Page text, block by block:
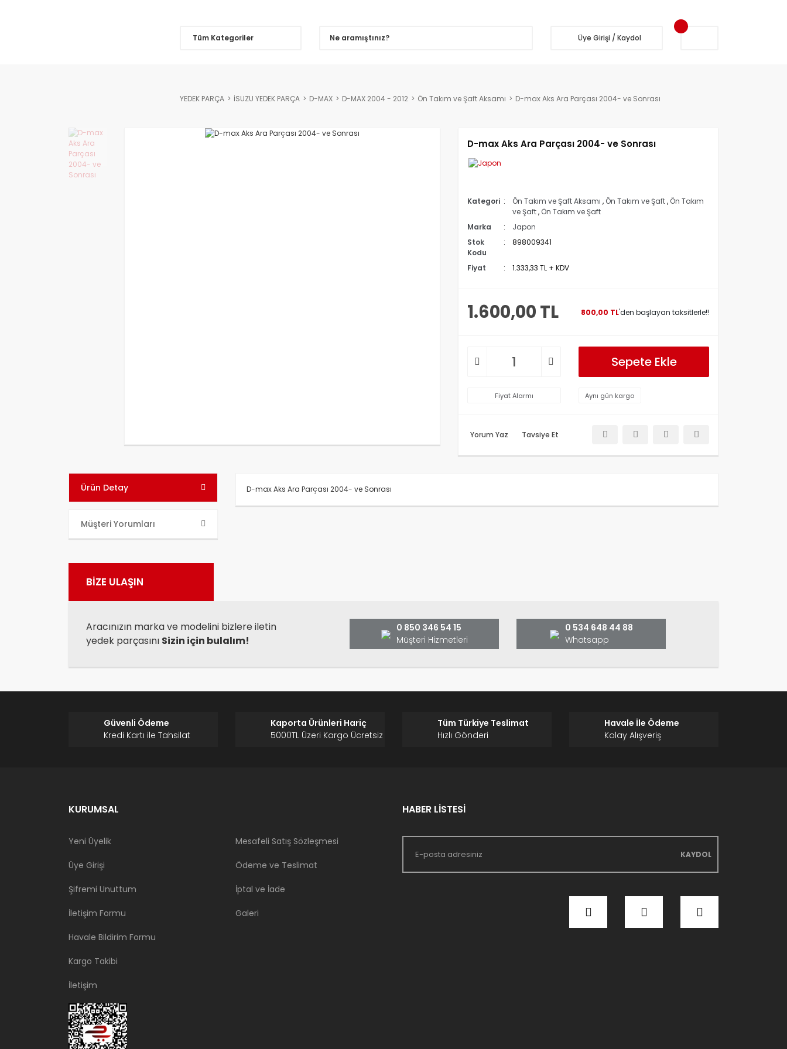
Tüm Kategoriler Üye Girişi / Kaydol
YEDEK PARÇA İSUZU YEDEK PARÇA D-MAX D-MAX 2004 - 2012 Ön Takım ve Şaft Aksamı D-max Aks Ara Parçası 2004- ve Sonrası
D-max Aks Ara Parçası 2004- ve Sonrası
Kategori Ön Takım ve Şaft Aksamı , Ön Takım ve Şaft, Ön Takım
ve Şaft, Ön Takım ve Şaft
Marka
Japon
Stok
Kodu
898009341
Fiyat 1.333,33 TL + KDV
1.600,00 TL 800,00 TL'den başlayan taksitlerle!!
Sepete Ekle
Fiyat Alarmı Aynı gün kargo
Yorum Yaz Tavsiye Et
Ürün Detay
Müşteri Yorumları
D-max Aks Ara Parçası 2004- ve Sonrası
Ürün fiyatı diğer sitelerden daha pahalı.
Bu ürüne benzer farklı alternatifler olmalı.
BİZE ULAŞIN
Aracınızın marka ve modelini bizlere iletin
yedek parçasını Sizin için bulalım!
0 850 346 54 15
Müşteri Hizmetleri
0 534 648 44 88
Whatsapp
Güvenli Ödeme
Kredi Kartı ile Tahsilat
Kaporta Ürünleri Hariç
5000TL Üzeri Kargo Ücretsiz
Tüm Türkiye Teslimat
Hızlı Gönderi
Havale İle Ödeme
Kolay Alışveriş
KURUMSAL
Yeni Üyelik
Üye Girişi
Şifremi Unuttum
İletişim Formu
Havale Bildirim Formu
Kargo Takibi
İletişim
Mesafeli Satış Sözleşmesi
Ödeme ve Teslimat
İptal ve İade
Galeri
HABER LİSTESİ
KAYDOL